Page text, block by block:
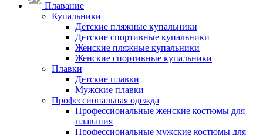
Плавание
Купальники
Детские пляжные купальники
Детские спортивные купальники
Женские пляжные купальники
Женские спортивные купальники
Плавки
Детские плавки
Мужские плавки
Профессиональная одежда
Профессиональные женские костюмы для
плавания
Профессиональные мужские костюмы для